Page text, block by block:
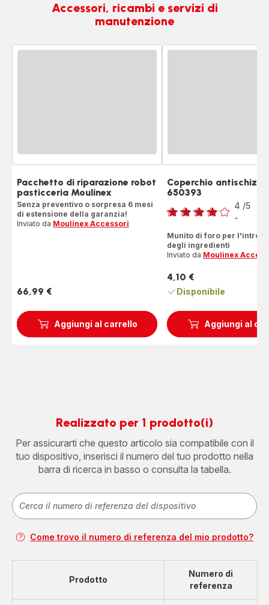
Accessori, ricambi e servizi di
manutenzione
Aggiungi al carrello
Pacchetto di riparazione robot
pasticceria Moulinex
Senza preventivo o sorpresa 6 mesi
di estensione della garanzia!
Inviato da Moulinex Accessori
Prezzo
66,99 €
Aggiungi al
Coperchio
650393
Voto
di
quattro
stelle
(media)
4 /5
-
Munito di foro per
degli ingredienti
Inviato da Moulinex
Prezzo
4,10 €
Disponibile
Realizzato per 1 prodotto(i)
Per assicurarti che questo articolo sia compatibile con il
tuo dispositivo, inserisci il numero del tuo prodotto nella
barra di ricerca in basso o consulta la tabella.
Come trovo il numero di referenza del mio prodotto?
Prodotto
Numero di
referenza